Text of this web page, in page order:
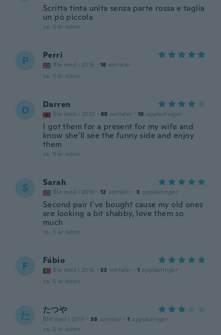
Scritta tinta unita senza parte rossa e taglia
un pò piccola
ca. 5 år siden
P Perri
Ble med i 2015 · 18 omtaler
ca. 5 år siden
D Darren
Ble med i 2020 · 88 omtaler · 18 opplastinger
I got them for a present for my wife and
know she’ll see the funny side and enjoy
them
ca. 5 år siden
S Sarah
Ble med i 2018 · 12 omtaler · 3 opplastinger
Second pair I’ve bought cause my old ones
are looking a bit shabby, love them so
much
ca. 5 år siden
F Fábio
Ble med i 2016 · 33 omtaler · 1 opplastinger
ca. 5 år siden
た たつや
Ble med i 2019 · 38 omtaler · 1 opplastinger
ca. 5 år siden